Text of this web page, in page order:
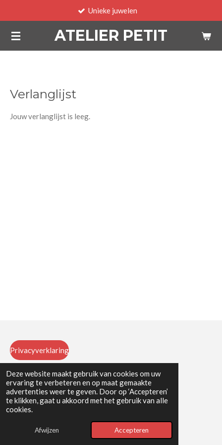
Deze website maakt gebruik van cookies om uw
ervaring te verbeteren en op maat gemaakte
advertenties weer te geven. Door op ‘Accepteren’
te klikken, gaat u akkoord met het gebruik van alle
cookies.
Afwijzen Accepteren
naar
de
ATELIER PETIT
Unieke juwelen
Verlanglijst
Jouw verlanglijst is leeg.
Privacyverklaring
Algemene voorwaarden
© 2025 Atelier Petit